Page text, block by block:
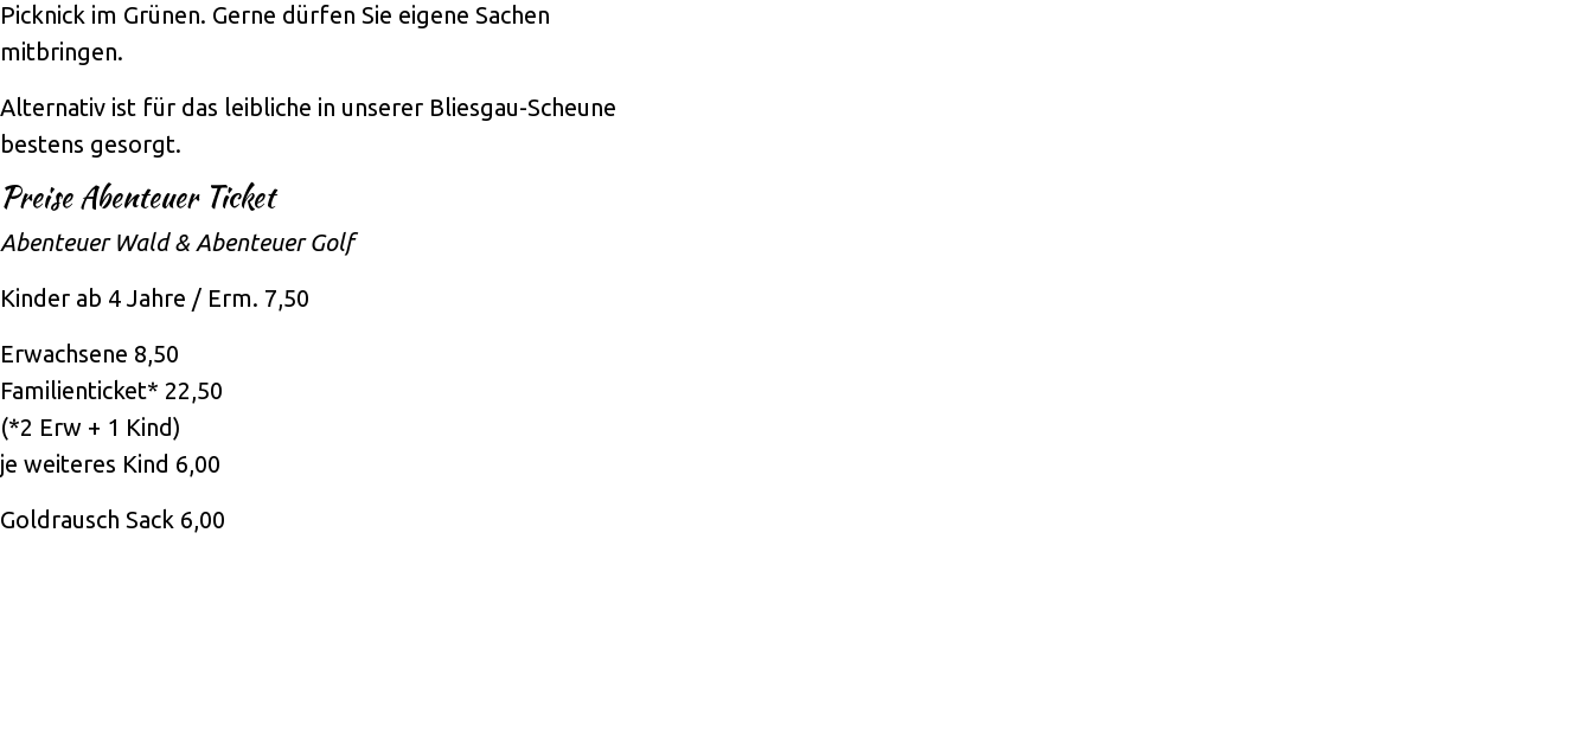
Picknick im Grünen. Gerne dürfen Sie eigene Sachen
mitbringen.
Alternativ ist für das leibliche in unserer Bliesgau-Scheune
bestens gesorgt.
Preise Abenteuer Ticket
Abenteuer Wald & Abenteuer Golf
Kinder ab 4 Jahre / Erm. 7,50
Erwachsene 8,50
Familienticket* 22,50
(*2 Erw + 1 Kind)
je weiteres Kind 6,00
Goldrausch Sack 6,00